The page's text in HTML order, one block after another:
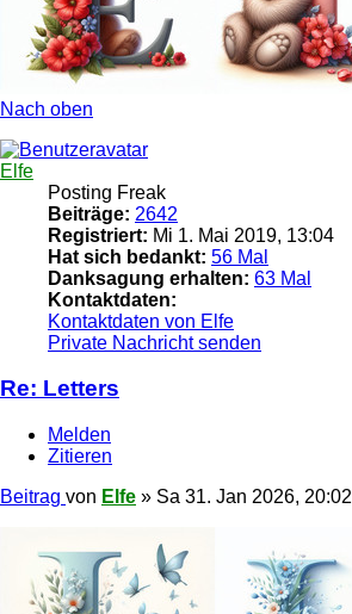
Nach oben
Elfe
Posting Freak
Beiträge: 2642
Registriert: Mi 1. Mai 2019, 13:04
Hat sich bedankt: 56 Mal
Danksagung erhalten: 63 Mal
Kontaktdaten:
Kontaktdaten von Elfe
Private Nachricht senden
Re: Letters
Melden
Zitieren
Beitrag von Elfe » Sa 31. Jan 2026, 20:02